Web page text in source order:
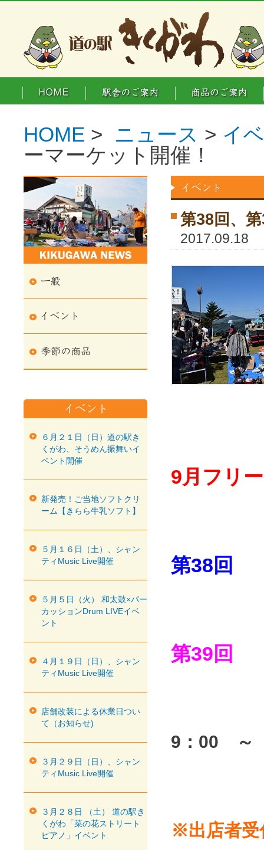
HOME > ニュース > イ
ーマーケット開催！
第38回、
2017.09.18
9月フリ
第38回
第39回
9：00 ～
※出店者受
６月２１日（日）道の駅き
くがわ、そうめん振舞いイ
ベント開催
新発売！ご当地ソフトクリ
ーム【きらら牛乳ソフト】
５月１６日（土）、シャン
ティMusic Live開催
５月５日（火） 和太鼓×パー
カッションDrum LIVEイベ
ント
４月１９日（日）、シャン
ティMusic Live開催
店舗改装による休業日つい
て（お知らせ)
３月２９日（日）、シャン
ティMusic Live開催
３月２８日 （土） 道の駅き
くがわ「菜の花ストリート
ピアノ」イベント